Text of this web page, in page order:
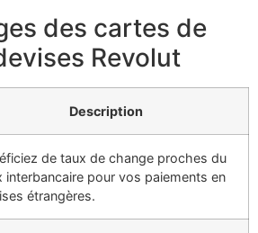
des cartes de
Revolut
Description
de taux de change proches du
interbancaire pour vos paiements en
étrangères.